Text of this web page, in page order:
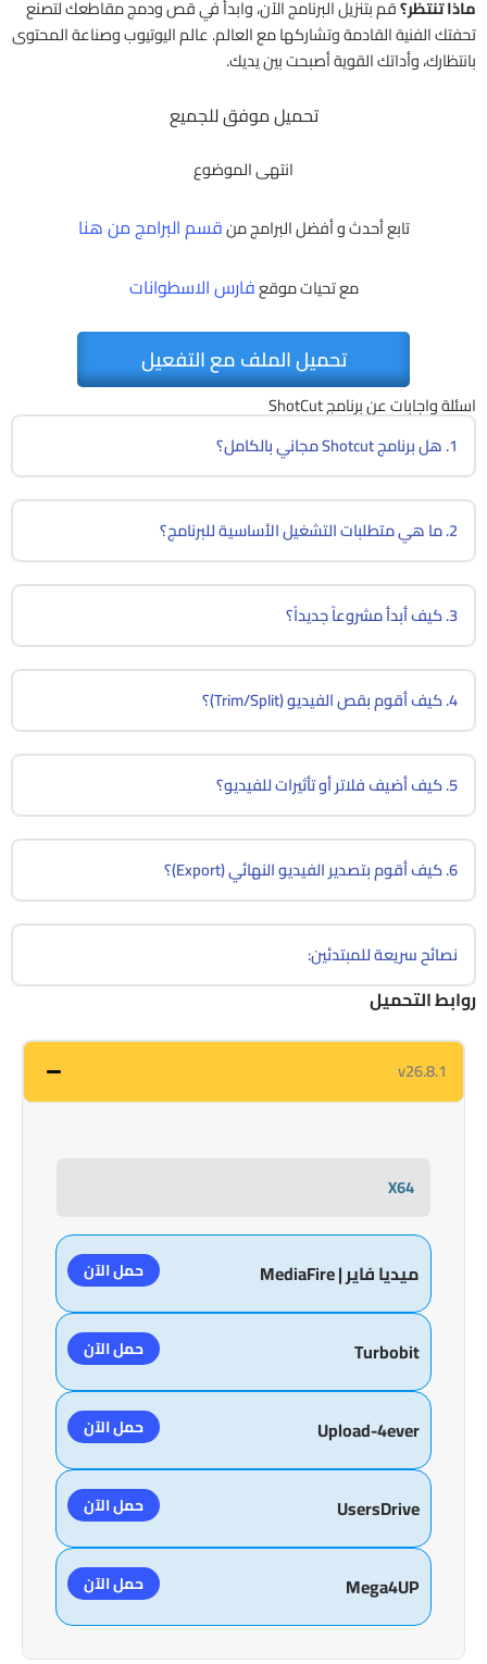
ماذا تنتظر؟قم بتنزيل البرنامج الآن، وابدأ في قص ودمج مقاطعك لتصنع
تحفتك الفنية القادمة وتشاركها مع العالم. عالم اليوتيوب وصناعة المحتوى
بانتظارك، وأداتك القوية أصبحت بين يديك.
تحميل موفق للجميع
انتهى الموضوع
تابع أحدث و أفضل البرامج منقسم البرامج من هنا
مع تحيات موقعفارس الاسطوانات
تحميل الملف مع التفعيل
اسئلة واجابات عن برنامج ShotCut
1. هل برنامج Shotcut مجاني بالكامل؟
2. ما هي متطلبات التشغيل الأساسية للبرنامج؟
3. كيف أبدأ مشروعاً جديداً؟
4. كيف أقوم بقص الفيديو (Trim/Split)؟
5. كيف أضيف فلاتر أو تأثيرات للفيديو؟
6. كيف أقوم بتصدير الفيديو النهائي (Export)؟
نصائح سريعة للمبتدئين:
روابط التحميل
v26.8.1
X64
ميديا فاير | MediaFire حمل الآن
Turbobit حمل الآن
Upload-4ever حمل الآن
UsersDrive حمل الآن
Mega4UP حمل الآن